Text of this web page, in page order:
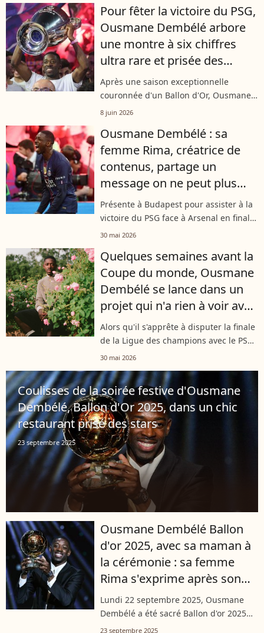
star a en effet choisi d'associer son
image...
Pour fêter la victoire du PSG,
Ousmane Dembélé arbore
une montre à six chiffres
ultra rare et prisée des
collectionneurs
Après une saison exceptionnelle
couronnée d'un Ballon d'Or, Ousmane
Dembélé a célébré la victoire en Ligue
manière des plus éclatantes. Son choix
de...
8 juin 2026
Ousmane Dembélé : sa
femme Rima, créatrice de
contenus, partage un
message on ne peut plus
clair après la victoire du PSG
à la Ligue des champions
Présente à Budapest pour assister à la
victoire du PSG face à Arsenal en finale
de la Ligue des champions, Rima,
tardé à partager sa joie. Sur les...
30 mai 2026
Quelques semaines avant la
Coupe du monde, Ousmane
Dembélé se lance dans un
projet qui n'a rien à voir avec
le football !
Alors qu'il s'apprête à disputer la finale
de la Ligue des champions avec le PSG
avant de s'envoler pour la Coupe du
Dembélé surprend en dehors des
terrains....
30 mai 2026
Coulisses de la soirée festive d'Ousmane
Dembélé, Ballon d'Or 2025, dans un chic
restaurant prisé des stars
23 septembre 2025
Ousmane Dembélé Ballon
d'or 2025, avec sa maman à
la cérémonie : sa femme
Rima s'exprime après son
sacre
Lundi 22 septembre 2025, Ousmane
Dembélé a été sacré Ballon d'or 2025
alors qu'il faisait office de grand favori.
23 septembre 2025